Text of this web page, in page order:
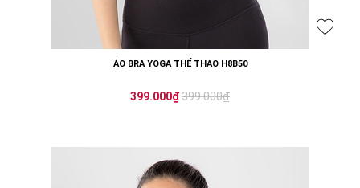
ÁO BRA YOGA THỂ THAO H8B50
399.000₫399.000₫